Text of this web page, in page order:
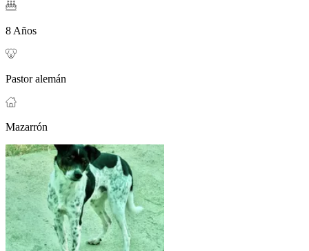
8 Años
Pastor alemán
Mazarrón